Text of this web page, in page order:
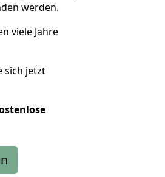
werden.
viele Jahre
sich jetzt